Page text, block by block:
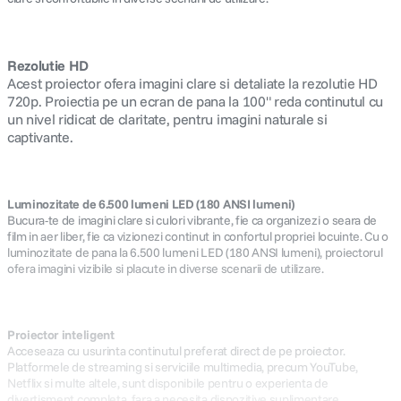
Rezolutie HD
Acest proiector ofera imagini clare si detaliate la rezolutie HD
720p. Proiectia pe un ecran de pana la 100" reda continutul cu
un nivel ridicat de claritate, pentru imagini naturale si
captivante.
Luminozitate de 6.500 lumeni LED (180 ANSI lumeni)
Bucura-te de imagini clare si culori vibrante, fie ca organizezi o seara de
film in aer liber, fie ca vizionezi continut in confortul propriei locuinte. Cu o
luminozitate de pana la 6.500 lumeni LED (180 ANSI lumeni), proiectorul
ofera imagini vizibile si placute in diverse scenarii de utilizare.
Proiector inteligent
Acceseaza cu usurinta continutul preferat direct de pe proiector.
Platformele de streaming si serviciile multimedia, precum YouTube,
Netflix si multe altele, sunt disponibile pentru o experienta de